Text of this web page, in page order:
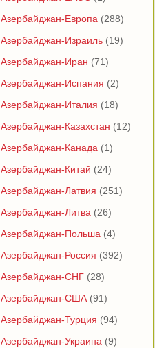
Азербайджан-Европа (288)
Азербайджан-Израиль (19)
Азербайджан-Иран (71)
Азербайджан-Испания (2)
Азербайджан-Италия (18)
Азербайджан-Казахстан (12)
Азербайджан-Канада (1)
Азербайджан-Китай (24)
Азербайджан-Латвия (251)
Азербайджан-Литва (26)
Азербайджан-Польша (4)
Азербайджан-Россия (392)
Азербайджан-СНГ (28)
Азербайджан-США (91)
Азербайджан-Турция (94)
Азербайджан-Украина (9)